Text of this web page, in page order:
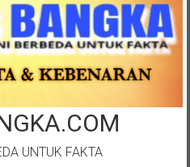
UNTUK FAKTA